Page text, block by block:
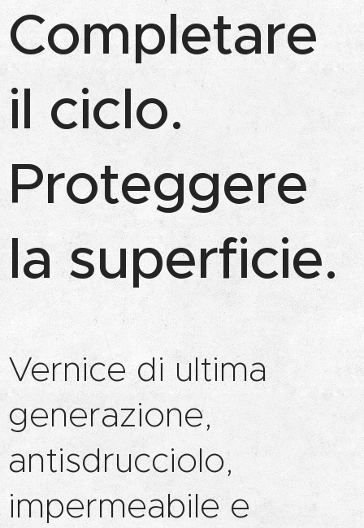
Completare
il ciclo.
Proteggere
la superficie.
Vernice di ultima
generazione,
antisdrucciolo,
impermeabile e